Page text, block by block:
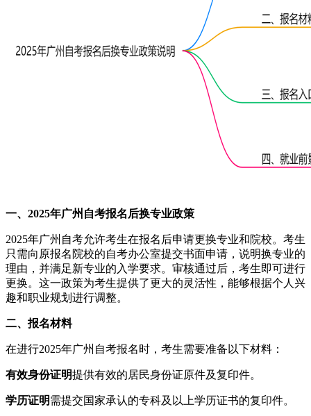
一、2025年广州自考报名后换专业政策
2025年广州自考允许考生在报名后申请更换专业和院校。考生
只需向原报名院校的自考办公室提交书面申请，说明换专业的
理由，并满足新专业的入学要求。审核通过后，考生即可进行
更换。这一政策为考生提供了更大的灵活性，能够根据个人兴
趣和职业规划进行调整。
二、报名材料
在进行2025年广州自考报名时，考生需要准备以下材料：
有效身份证明提供有效的居民身份证原件及复印件。
学历证明需提交国家承认的专科及以上学历证书的复印件。